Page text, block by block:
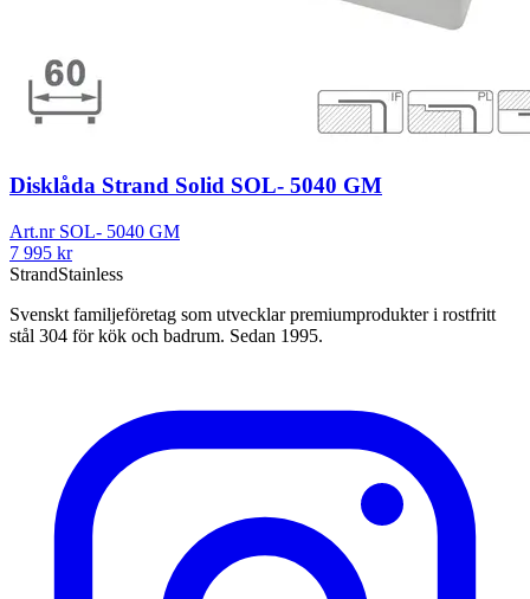
Disklåda Strand Solid SOL- 5040 GM
Art.nr SOL- 5040 GM
7 995 kr
StrandStainless
Svenskt familjeföretag som utvecklar premiumprodukter i rostfritt
stål 304 för kök och badrum. Sedan 1995.